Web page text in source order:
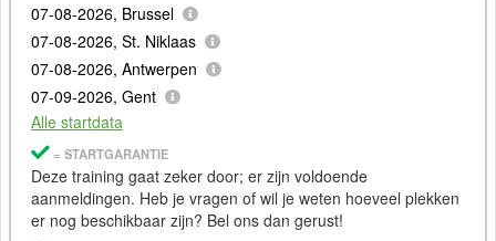
07-08-2026, Brussel
07-08-2026, St. Niklaas
07-08-2026, Antwerpen
07-09-2026, Gent
Alle startdata
= STARTGARANTIE
Deze training gaat zeker door; er zijn voldoende
aanmeldingen. Heb je vragen of wil je weten hoeveel plekken
er nog beschikbaar zijn? Bel ons dan gerust!